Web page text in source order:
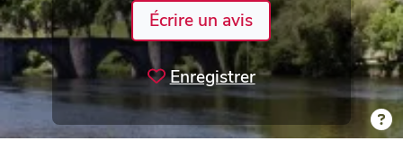
Écrire un avis
Enregistrer